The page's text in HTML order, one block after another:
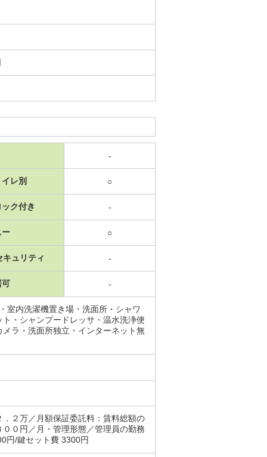
-
レ別 ○
ク付き -
ー ○
キュリティ -
可 -
室内洗濯機置き場・洗面所・シャワ
・シャンプードレッサ・温水洗浄便
ラ・洗面所独立・インターネット無
２万／月額保証委託料：賃料総額の
０円／月・管理形態／管理員の勤務
円/鍵セット費 3300円